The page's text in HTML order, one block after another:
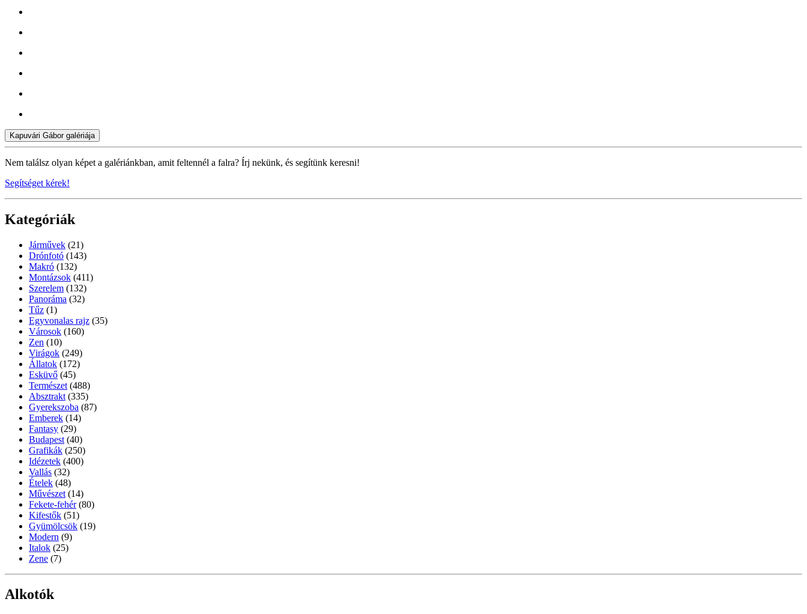
Kapuvári Gábor galériája
Nem találsz olyan képet a galériánkban, amit feltennél a falra? Írj nekünk, és segítünk keresni!
Segítséget kérek!
Kategóriák
Járművek (21)
Drónfotó (143)
Makró (132)
Montázsok (411)
Szerelem (132)
Panoráma (32)
Tűz (1)
Egyvonalas rajz (35)
Városok (160)
Zen (10)
Virágok (249)
Állatok (172)
Esküvő (45)
Természet (488)
Absztrakt (335)
Gyerekszoba (87)
Emberek (14)
Fantasy (29)
Budapest (40)
Grafikák (250)
Idézetek (400)
Vallás (32)
Ételek (48)
Művészet (14)
Fekete-fehér (80)
Kifestők (51)
Gyümölcsök (19)
Modern (9)
Italok (25)
Zene (7)
Alkotók